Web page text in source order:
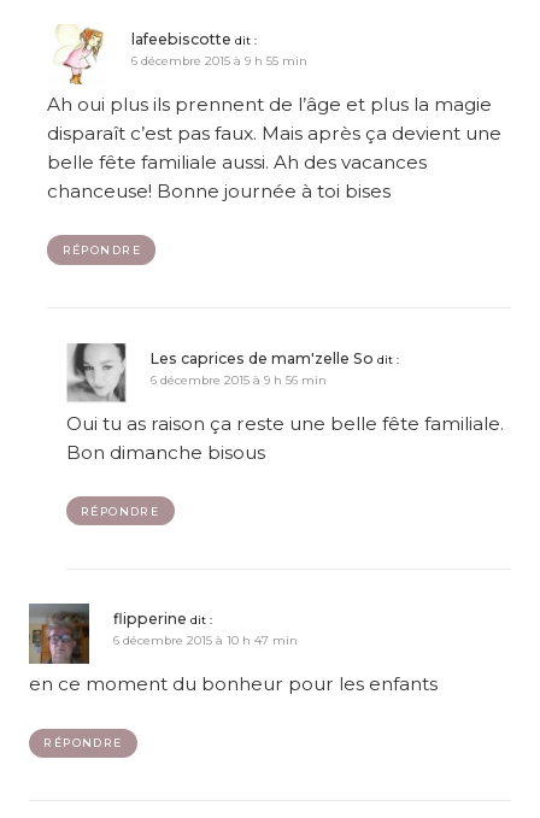
lafeebiscotte dit :
6 décembre 2015 à 9 h 55 min
Ah oui plus ils prennent de l’âge et plus la magie
disparaît c’est pas faux. Mais après ça devient une
belle fête familiale aussi. Ah des vacances
chanceuse! Bonne journée à toi bises
RÉPONDRE
Les caprices de mam'zelle So dit :
6 décembre 2015 à 9 h 56 min
Oui tu as raison ça reste une belle fête familiale.
Bon dimanche bisous
RÉPONDRE
flipperine dit :
6 décembre 2015 à 10 h 47 min
en ce moment du bonheur pour les enfants
RÉPONDRE